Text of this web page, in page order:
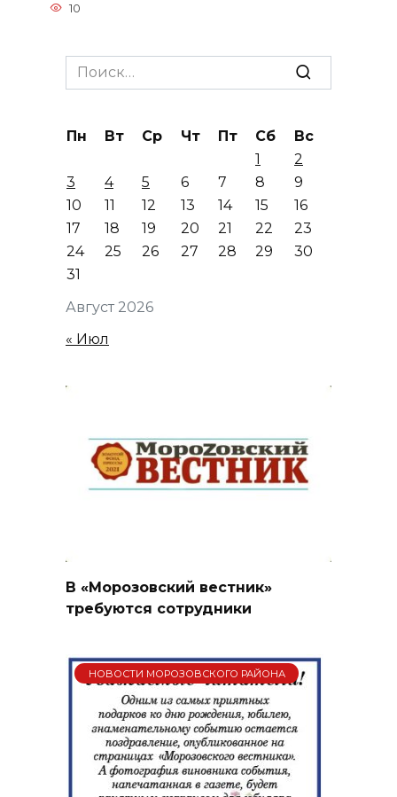
10
Search
for:
Август 2026
Пн Вт Ср Чт Пт Сб
Вс
1
2
3
4 5 6 7 8
9
10
11 12 13 14 15
16
17
18 19 20 21 22
23
24
25 26 27 28 29
30
31
« Июл
В «Морозовский вестник»
требуются сотрудники
НОВОСТИ МОРОЗОВСКОГО РАЙОНА